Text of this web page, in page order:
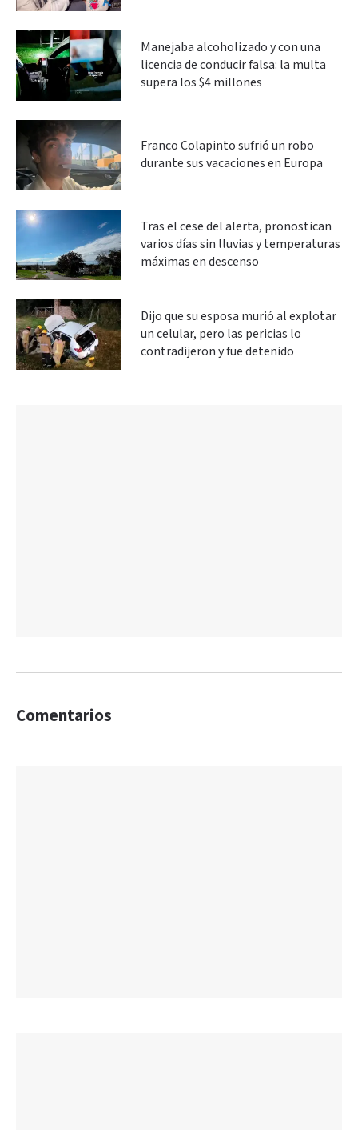
Manejaba alcoholizado y con una
licencia de conducir falsa: la multa
supera los $4 millones
Franco Colapinto sufrió un robo
durante sus vacaciones en Europa
Tras el cese del alerta, pronostican
varios días sin lluvias y temperaturas
máximas en descenso
Dijo que su esposa murió al explotar
un celular, pero las pericias lo
contradijeron y fue detenido
Comentarios